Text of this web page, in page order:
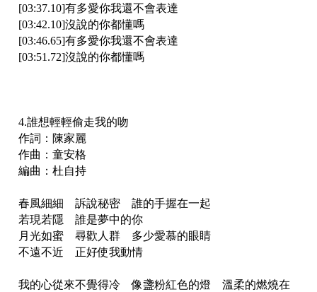
[03:37.10]有多愛你我還不會表達
[03:42.10]沒說的你都懂嗎
[03:46.65]有多愛你我還不會表達
[03:51.72]沒說的你都懂嗎
4.誰想輕輕偷走我的吻
作詞：陳家麗
作曲：童安格
編曲：杜自持
春風細細 訴說秘密 誰的手握在一起
若現若隱 誰是夢中的你
月光如蜜 尋歡人群 多少愛慕的眼睛
不遠不近 正好使我動情
我的心從來不覺得冷 像盞粉紅色的燈 溫柔的燃燒在